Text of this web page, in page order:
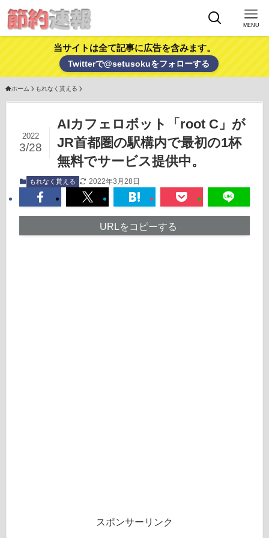
MENU
当サイトは全て記事に広告を含みます。
Twitterで@setusokuをフォローする
ホーム もれなく貰える
AIカフェロボット「root C」が
JR首都圏の駅構内で最初の1杯
無料でサービス提供中。
2022
3/28
もれなく貰える 2022年3月28日
URLをコピーする
スポンサーリンク